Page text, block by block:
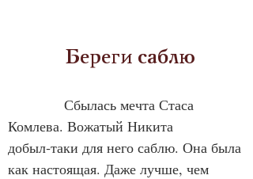
Береги саблю
Сбылась мечта Стаса
Комлева. Вожатый Никита
добыл‑таки для него саблю. Она была
как настоящая. Даже лучше, чем